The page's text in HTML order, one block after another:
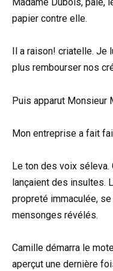
papier contre elle.
Il a raison! criatelle.
plus rembourser nos
Puis apparut Monsieur
Mon entreprise a fait
Le ton des voix séleva.
lançaient des insultes.
propreté immaculée,
mensonges révélés.
Camille démarra le
aperçut une dernière